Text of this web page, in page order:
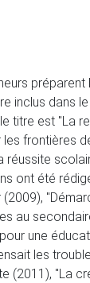
inclus dans
titre est "La
frontières
réussite
ont été
au
une
les
(2011), "La